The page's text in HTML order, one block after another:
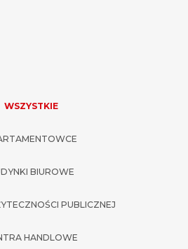
WSZYSTKIE
BIUROWE
PUBLICZNEJ
HANDLOWE